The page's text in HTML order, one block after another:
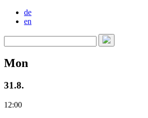
de
en
Mon
31.8.
12:00